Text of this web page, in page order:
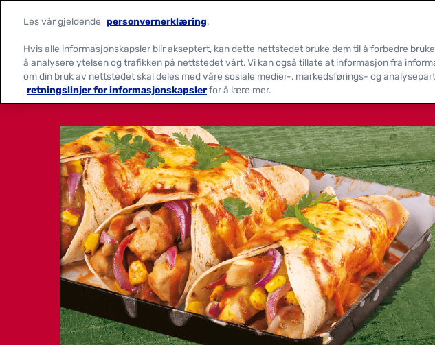
Les vår gjeldende personvernerklæring.
Hvis alle informasjonskapsler blir akseptert, kan dette nettstedet bruke dem til å forbedre
å analysere ytelsen og trafikken på nettstedet vårt. Vi kan også tillate at informasjon fra
om din bruk av nettstedet skal deles med våre sosiale medier-, markedsførings- og
retningslinjer for informasjonskapslerfor å lære mer.